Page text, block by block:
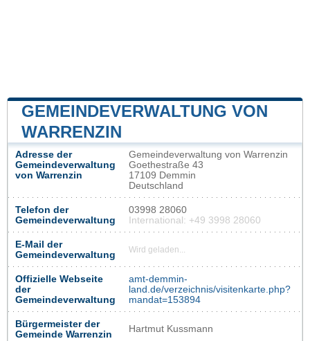
GEMEINDEVERWALTUNG VON
WARRENZIN
Adresse der
Gemeindeverwaltung
von Warrenzin
Gemeindeverwaltung von Warrenzin
Goethestraße 43
17109 Demmin
Deutschland
Telefon der
Gemeindeverwaltung
03998 28060
International: +49 3998 28060
E-Mail der
Gemeindeverwaltung
Wird geladen...
Offizielle Webseite
der
Gemeindeverwaltung
amt-demmin-
land.de/verzeichnis/visitenkarte.php?
mandat=153894
Bürgermeister der
Gemeinde Warrenzin
Hartmut Kussmann